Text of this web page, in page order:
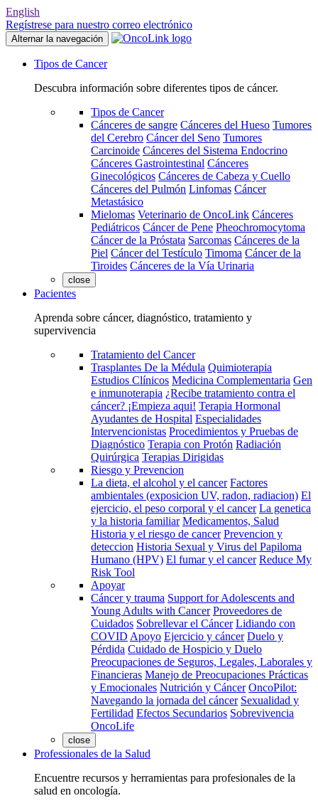
English
Regístrese para nuestro correo electrónico
Alternar la navegación
Tipos de Cancer
Descubra información sobre diferentes tipos de cáncer.
Tipos de Cancer
Cánceres de sangre Cánceres del Hueso Tumores
del Cerebro Cáncer del Seno Tumores
Carcinoide Cánceres del Sistema Endocrino
Cánceres Gastrointestinal Cánceres
Ginecológicos Cánceres de Cabeza y Cuello
Cánceres del Pulmón Linfomas Cáncer
Metastásico
Mielomas Veterinario de OncoLink Cánceres
Pediátricos Cáncer de Pene Pheochromocytoma
Cáncer de la Próstata Sarcomas Cánceres de la
Piel Cáncer del Testículo Timoma Cáncer de la
Tiroides Cánceres de la Vía Urinaria
close
Pacientes
Aprenda sobre cáncer, diagnóstico, tratamiento y
supervivencia
Tratamiento del Cancer
Trasplantes De la Médula Quimioterapia
Estudios Clínicos Medicina Complementaria Gen
e inmunoterapia ¿Recibe tratamiento contra el
cáncer? ¡Empieza aqui! Terapia Hormonal
Ayudantes de Hospital Especialidades
Intervencionistas Procedimientos y Pruebas de
Diagnóstico Terapia con Protón Radiación
Quirúrgica Terapias Dirigidas
Riesgo y Prevencion
La dieta, el alcohol y el cancer Factores
ambientales (exposicion UV, radon, radiacion) El
ejercicio, el peso corporal y el cancer La genetica
y la historia familiar Medicamentos, Salud
Historia y el riesgo de cancer Prevencion y
deteccion Historia Sexual y Virus del Papiloma
Humano (HPV) El fumar y el cancer Reduce My
Risk Tool
Apoyar
Cáncer y trauma Support for Adolescents and
Young Adults with Cancer Proveedores de
Cuidados Sobrellevar el Cáncer Lidiando con
COVID Apoyo Ejercicio y cáncer Duelo y
Pérdida Cuidado de Hospicio y Duelo
Preocupaciones de Seguros, Legales, Laborales y
Financieras Manejo de Preocupaciones Prácticas
y Emocionales Nutrición y Cáncer OncoPilot:
Navegando la jornada del cáncer Sexualidad y
Fertilidad Efectos Secundarios Sobrevivencia
OncoLife
close
Professionales de la Salud
Encuentre recursos y herramientas para profesionales de la
salud en oncología.